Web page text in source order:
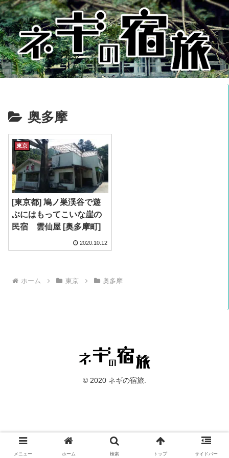
奥多摩
東京
[東京都] 鳩ノ巣渓谷で遊
ぶにはもってこいな崖の
民宿 雲仙屋 [奥多摩町]
2020.10.12
ホーム 東京 奥多摩
© 2020 ネギの宿旅.
メニュー ホーム 検索 トップ サイドバー